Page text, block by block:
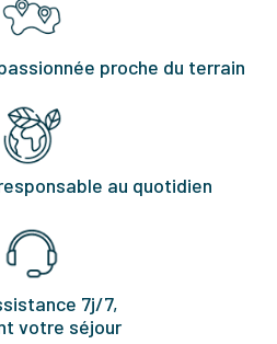
proche du terrain
au quotidien
7j/7,
votre séjour